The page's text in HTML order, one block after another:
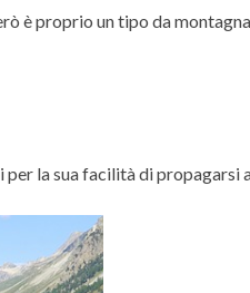
è proprio un tipo da
la sua facilità di propagarsi